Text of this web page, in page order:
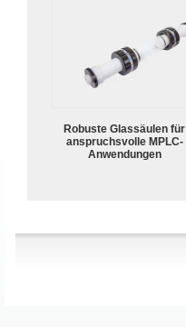
Robuste Glassäulen für
anspruchsvolle MPLC-
Anwendungen